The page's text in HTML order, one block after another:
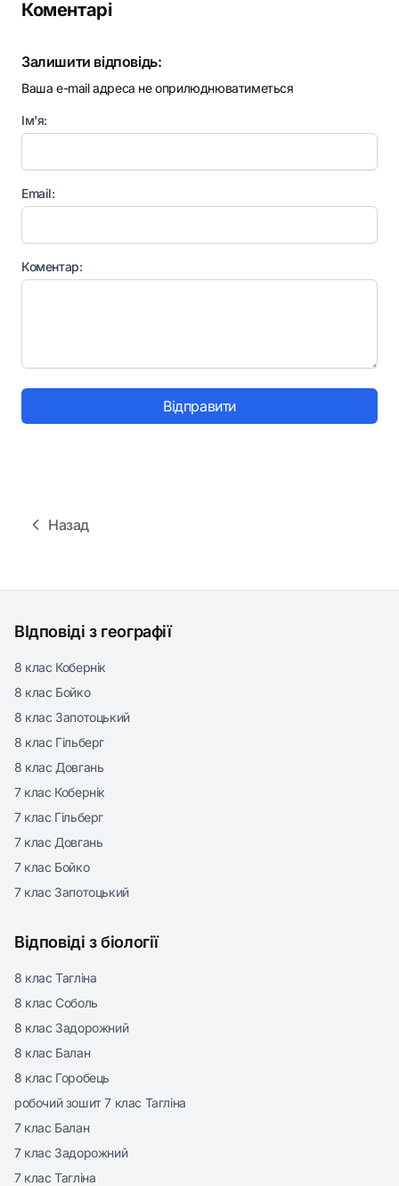
Коментарі
Залишити відповідь:
Ваша e-mail адреса не оприлюднюватиметься
Ім'я:
Email:
Коментар:
Відправити
Назад
ВІдповіді з географії
8 клас Кобернік
8 клас Бойко
8 клас Запотоцький
8 клас Гільберг
8 клас Довгань
7 клас Кобернік
7 клас Гільберг
7 клас Довгань
7 клас Бойко
7 клас Запотоцький
Відповіді з біології
8 клас Тагліна
8 клас Соболь
8 клас Задорожний
8 клас Балан
8 клас Горобець
робочий зошит 7 клас Тагліна
7 клас Балан
7 клас Задорожний
7 клас Тагліна